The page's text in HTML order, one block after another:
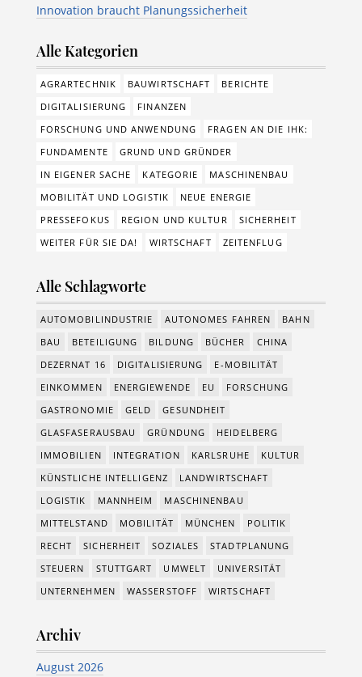
Innovation braucht Planungssicherheit
Alle Kategorien
AGRARTECHNIK BAUWIRTSCHAFT
BERICHTE
DIGITALISIERUNG
FINANZEN
FORSCHUNG UND ANWENDUNG
FRAGEN AN DIE IHK:
FUNDAMENTE
GRUND UND GRÜNDER
IN EIGENER SACHE
KATEGORIE
MASCHINENBAU
MOBILITÄT UND LOGISTIK
NEUE ENERGIE
PRESSEFOKUS
REGION UND KULTUR
SICHERHEIT
WEITER FÜR SIE DA!
WIRTSCHAFT ZEITENFLUG
Alle Schlagworte
AUTOMOBILINDUSTRIE AUTONOMES FAHREN
BAHN
BAU
BETEILIGUNG BILDUNG BÜCHER
CHINA
DEZERNAT 16
DIGITALISIERUNG
E-MOBILITÄT
EINKOMMEN
ENERGIEWENDE EU
FORSCHUNG
GASTRONOMIE
GELD
GESUNDHEIT
GLASFASERAUSBAU
GRÜNDUNG
HEIDELBERG
IMMOBILIEN
INTEGRATION KARLSRUHE
KULTUR
KÜNSTLICHE INTELLIGENZ
LANDWIRTSCHAFT
LOGISTIK
MANNHEIM
MASCHINENBAU
MITTELSTAND
MOBILITÄT MÜNCHEN
POLITIK
RECHT
SICHERHEIT SOZIALES
STADTPLANUNG
STEUERN
STUTTGART UMWELT
UNIVERSITÄT
UNTERNEHMEN
WASSERSTOFF WIRTSCHAFT
Archiv
August 2026